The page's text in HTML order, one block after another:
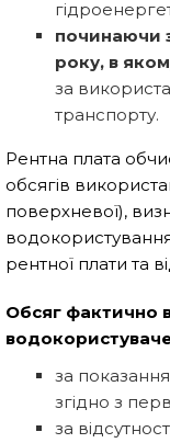
починаючи
року, в
за
транспорту.
Рентна плата
обсягів
поверхневої),
рентної плати та
Обсяг фактично
за
згідно з
за